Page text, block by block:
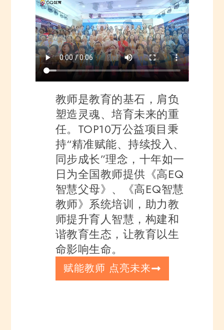
教师是教育的基石，肩负
塑造灵魂、培育未来的重
任。TOP10万公益项目秉
持“精准赋能、持续投入、
同步成长”理念，十年如一
⽇为全国教师提供《高EQ
智慧父母》、《高EQ智慧
教师》系统培训，助力教
师提升育人智慧，构建和
谐教育⽣态，让教育以生
命影响生命。
赋能教师 点亮未来